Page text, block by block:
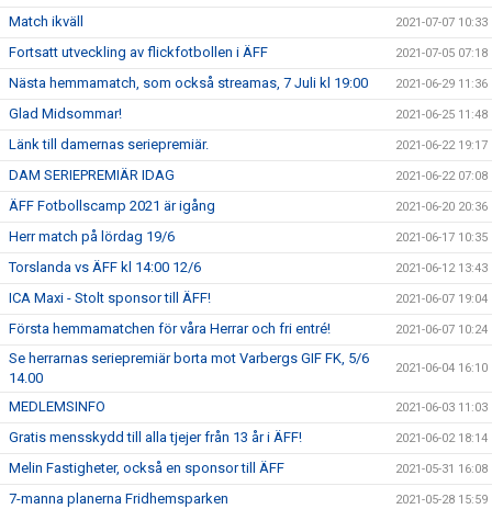
Match ikväll 2021-07-07 10:33
Fortsatt utveckling av flickfotbollen i ÄFF 2021-07-05 07:18
Nästa hemmamatch, som också streamas, 7 Juli kl 19:00 2021-06-29 11:36
Glad Midsommar! 2021-06-25 11:48
Länk till damernas seriepremiär. 2021-06-22 19:17
DAM SERIEPREMIÄR IDAG 2021-06-22 07:08
ÄFF Fotbollscamp 2021 är igång 2021-06-20 20:36
Herr match på lördag 19/6 2021-06-17 10:35
Torslanda vs ÄFF kl 14:00 12/6 2021-06-12 13:43
ICA Maxi - Stolt sponsor till ÄFF! 2021-06-07 19:04
Första hemmamatchen för våra Herrar och fri entré! 2021-06-07 10:24
Se herrarnas seriepremiär borta mot Varbergs GIF FK, 5/6
14.00
2021-06-04 16:10
MEDLEMSINFO 2021-06-03 11:03
Gratis mensskydd till alla tjejer från 13 år i ÄFF! 2021-06-02 18:14
Melin Fastigheter, också en sponsor till ÄFF 2021-05-31 16:08
7-manna planerna Fridhemsparken 2021-05-28 15:59